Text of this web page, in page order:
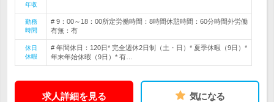
年収
勤務
時間
# 9：00～18：00所定労働時間：8時間休憩時間：60分時間外労働
有無：有
休日
休暇
# 年間休日：120日* 完全週休2日制（土・日）* 夏季休暇（9日）*
年末年始休暇（9日）* 有…
求人詳細を見る 気になる